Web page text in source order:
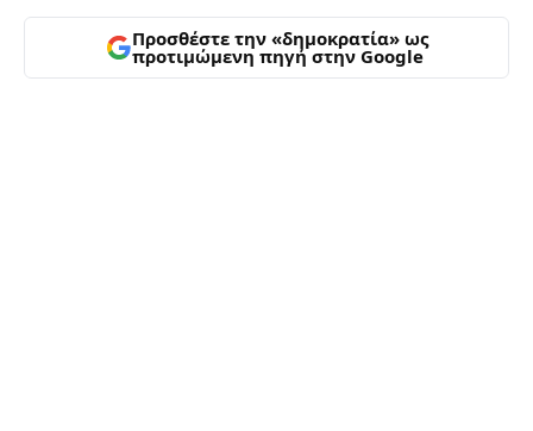
Προσθέστε την «δημοκρατία» ως
προτιμώμενη πηγή στην Google